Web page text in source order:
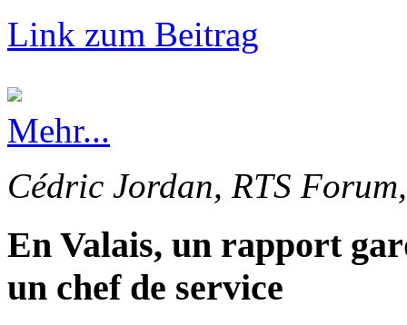
Link zum Beitrag
Mehr...
Cédric Jordan, RTS
En Valais, un rapport
un chef de service